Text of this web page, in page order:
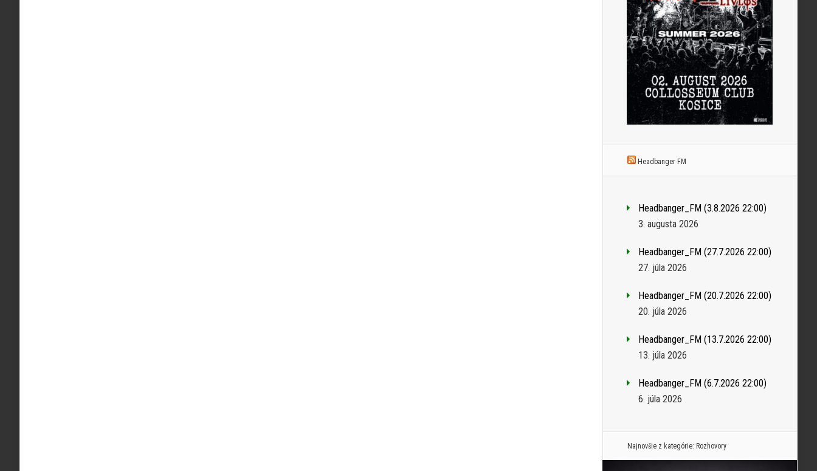
Headbanger FM
Headbanger_FM (3.8.2026 22:00)
3. augusta 2026
Headbanger_FM (27.7.2026 22:00)
27. júla 2026
Headbanger_FM (20.7.2026 22:00)
20. júla 2026
Headbanger_FM (13.7.2026 22:00)
13. júla 2026
Headbanger_FM (6.7.2026 22:00)
6. júla 2026
Najnovšie z kategórie: Rozhovory